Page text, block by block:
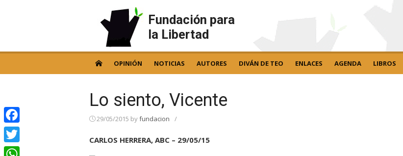
Fundación para
la Libertad
OPINIÓN NOTICIAS AUTORES DIVÁN DE TEO ENLACES AGENDA LIBROS
Lo siento, Vicente
29/05/2015 byfundacion /
CARLOS HERRERA, ABC – 29/05/15
Facebook
Twitter